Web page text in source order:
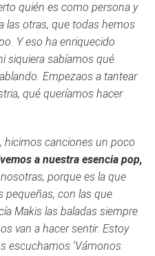
quién es como persona y
las otras, que todas hemos
Y eso ha enriquecido
siquiera sabíamos qué
Empezaos a tantear
qué queríamos hacer
hicimos canciones un poco
a nuestra esencia pop,
porque es la que
pequeñas, con las que
Makis las baladas siempre
van a hacer sentir. Estoy
escuchamos 'Vámonos